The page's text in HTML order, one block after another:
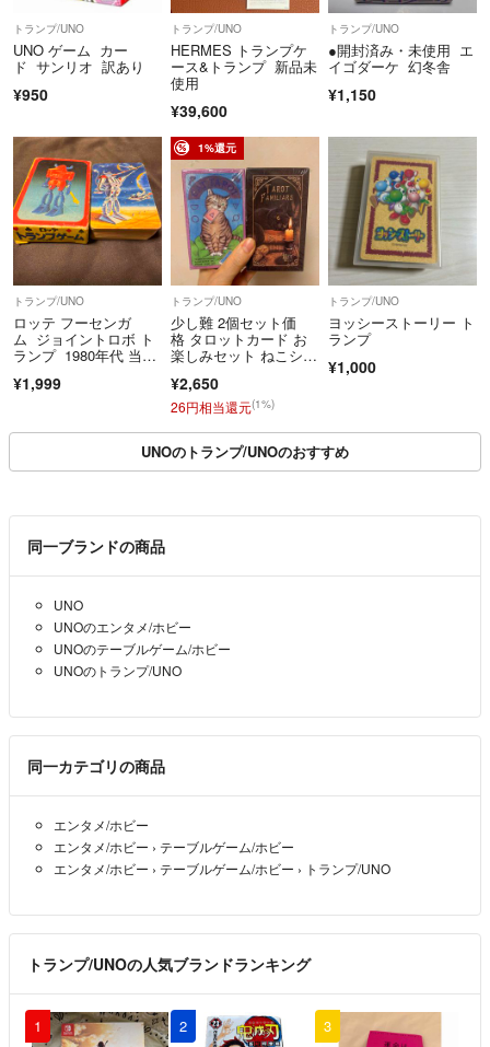
トランプ/UNO
UNO ゲーム カー
ド サンリオ 訳あり
¥950
トランプ/UNO
HERMES トランプケ
ース&トランプ 新品未
使用
¥39,600
トランプ/UNO
●開封済み・未使用 エ
イゴダーケ 幻冬舎
¥1,150
トランプ/UNO
ロッテ フーセンガ
ム ジョイントロボ ト
ランプ 1980年代 当時
¥1,999
1%還元
トランプ/UNO
少し難 2個セット価
格 タロットカード お
楽しみセット ねこシリ
¥2,650
26円相当還元(1%)
トランプ/UNO
ヨッシーストーリー ト
ランプ
¥1,000
UNOのトランプ/UNOのおすすめ
同一ブランドの商品
UNO
UNOのエンタメ/ホビー
UNOのテーブルゲーム/ホビー
UNOのトランプ/UNO
同一カテゴリの商品
エンタメ/ホビー
エンタメ/ホビー › テーブルゲーム/ホビー
エンタメ/ホビー › テーブルゲーム/ホビー › トランプ/UNO
トランプ/UNOの人気ブランドランキング
1 2 3